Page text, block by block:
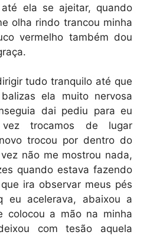
ela se ajeitar, quando
olha rindo trancou minha
vermelho também dou
tudo tranquilo até que
ela muito nervosa
dai pediu para eu
trocamos de lugar
trocou por dentro do
não me mostrou nada,
quando estava fazendo
ira observar meus pés
eu acelerava, abaixou a
colocou a mão na minha
com tesão aquela